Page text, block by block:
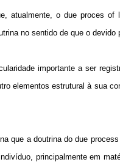
atualmente, o due proces
no sentido de que o devido
importante a ser
elementos estrutural à sua
que a doutrina do due
principalmente em